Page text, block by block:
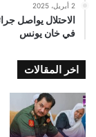
2 أبريل، 2025
في خان يونس
اخر المقالات